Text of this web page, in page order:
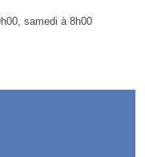
samedi à 8h00